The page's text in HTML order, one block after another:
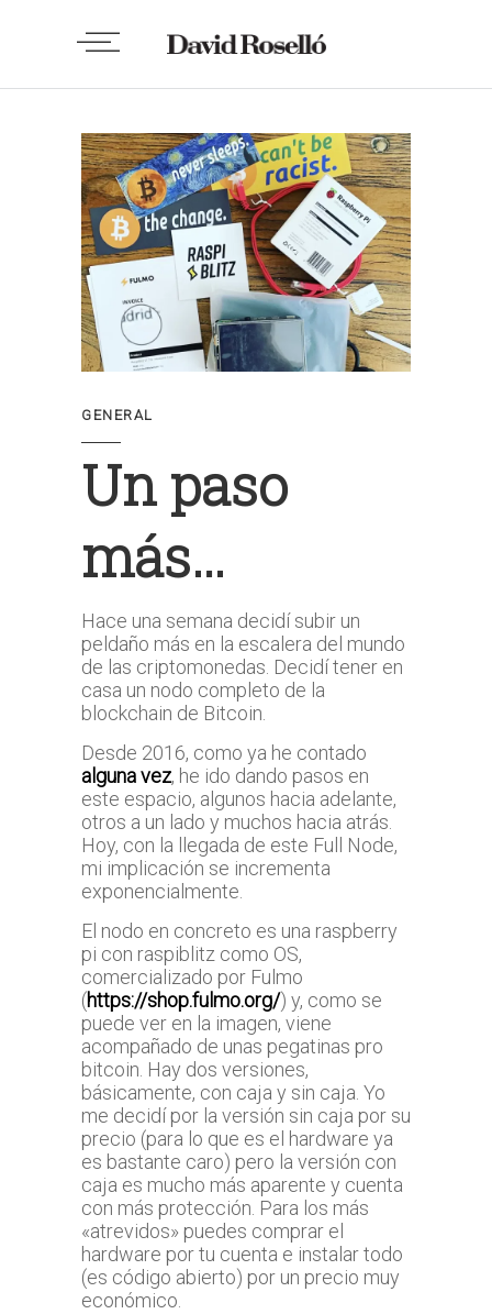
GENERAL
Un paso
más…
Hace una semana decidí subir un
peldaño más en la escalera del mundo
de las criptomonedas. Decidí tener en
casa un nodo completo de la
blockchain de Bitcoin.
Desde 2016, como ya he contado
alguna vez, he ido dando pasos en
este espacio, algunos hacia adelante,
otros a un lado y muchos hacia atrás.
Hoy, con la llegada de este Full Node,
mi implicación se incrementa
exponencialmente.
El nodo en concreto es una raspberry
pi con raspiblitz como OS,
comercializado por Fulmo
(https://shop.fulmo.org/) y, como se
puede ver en la imagen, viene
acompañado de unas pegatinas pro
bitcoin. Hay dos versiones,
básicamente, con caja y sin caja. Yo
me decidí por la versión sin caja por su
precio (para lo que es el hardware ya
es bastante caro) pero la versión con
caja es mucho más aparente y cuenta
con más protección. Para los más
«atrevidos» puedes comprar el
hardware por tu cuenta e instalar todo
(es código abierto) por un precio muy
económico.